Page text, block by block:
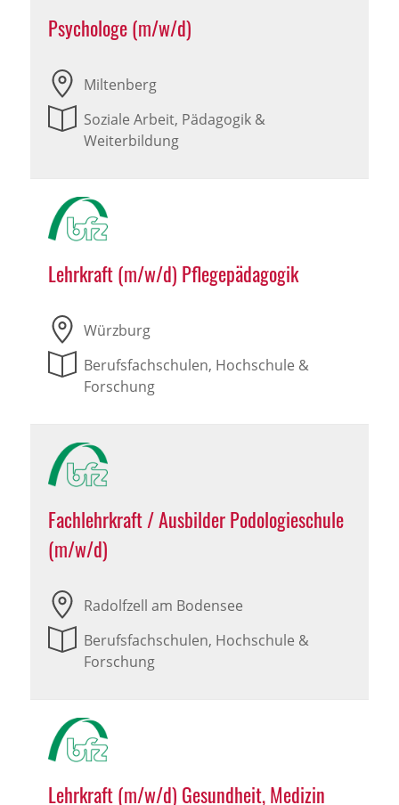
Psychologe (m/w/d)
Miltenberg
Soziale Arbeit, Pädagogik &
Weiterbildung
Lehrkraft (m/w/d) Pflegepädagogik
Würzburg
Berufsfachschulen, Hochschule &
Forschung
Fachlehrkraft / Ausbilder Podologieschule
(m/w/d)
Radolfzell am Bodensee
Berufsfachschulen, Hochschule &
Forschung
Lehrkraft (m/w/d) Gesundheit, Medizin